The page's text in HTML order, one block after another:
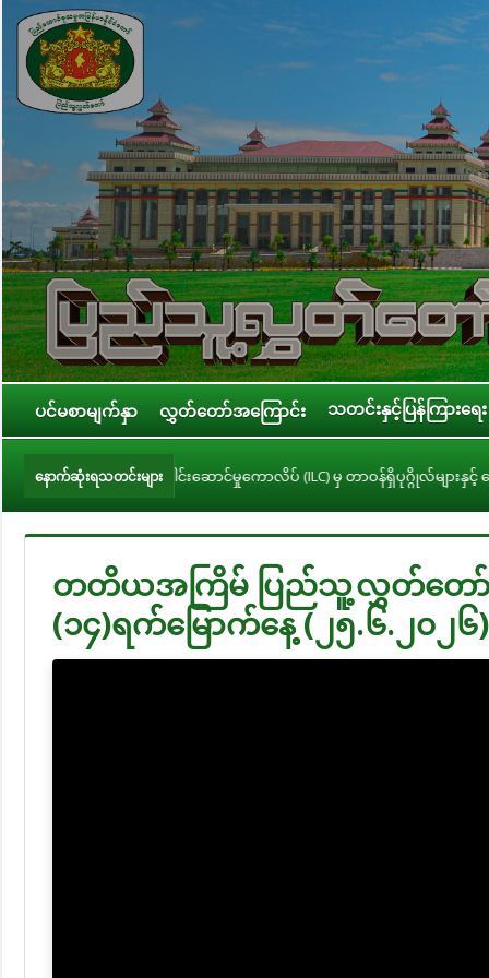
ပင်မစာမျက်နှာ လွှတ်တော်အကြောင်း သတင်းနှင့်ပြန်ကြားရေး
နောက်ဆုံးရသတင်းများ
ါင်းဆောင်မှုကောလိပ် (ILC) မှ တာဝန်ရှိပုဂ္ဂိုလ်များနှင့် တွေ့ဆုံ တတိ
တတိယအကြိမ် ပြည်သူ့လွှတ်တော်
(၁၄)ရက်မြောက်နေ့ (၂၅.၆.၂၀၂၆)